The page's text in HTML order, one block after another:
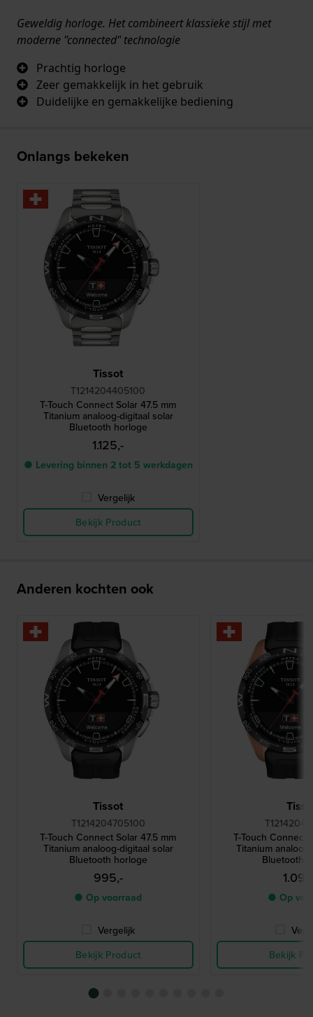
Geweldig horloge. Het combineert klassieke stijl met
moderne "connected" technologie
Prachtig horloge
Zeer gemakkelijk in het gebruik
Duidelijke en gemakkelijke bediening
Onlangs bekeken
Tissot
T1214204405100
T-Touch Connect Solar 47.5 mm
Titanium analoog-digitaal solar
Bluetooth horloge
1.125,-
● Levering binnen 2 tot 5 werkdagen
Vergelijk
Bekijk Product
Anderen kochten ook
Tissot
T1214204705100
T-Touch Connect Solar 47.5 mm
Titanium analoog-digitaal solar
Bluetooth horloge
995,-
● Op voorraad
Vergelijk
Bekijk Product
T-Touch Connect
Titanium
Bluetooth
● Op
Bekijk